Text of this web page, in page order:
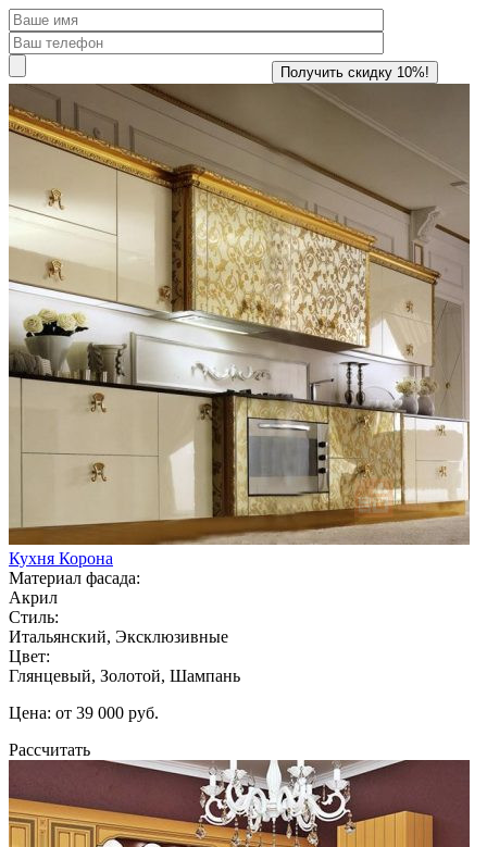
Кухня Корона
Материал фасада:
Акрил
Стиль:
Итальянский, Эксклюзивные
Цвет:
Глянцевый, Золотой, Шампань
Цена: от 39 000 руб.
Рассчитать